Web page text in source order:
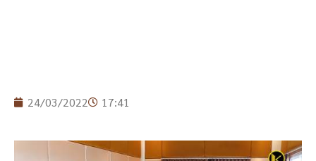
24/03/2022 17:41